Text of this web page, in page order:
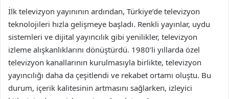
İlk televizyon yayınının ardından, Türkiye’de televizyon
teknolojileri hızla gelişmeye başladı. Renkli yayınlar, uydu
sistemleri ve dijital yayıncılık gibi yenilikler, televizyon
izleme alışkanlıklarını dönüştürdü. 1980’li yıllarda özel
televizyon kanallarının kurulmasıyla birlikte, televizyon
yayıncılığı daha da çeşitlendi ve rekabet ortamı oluştu. Bu
durum, içerik kalitesinin artmasını sağlarken, izleyici